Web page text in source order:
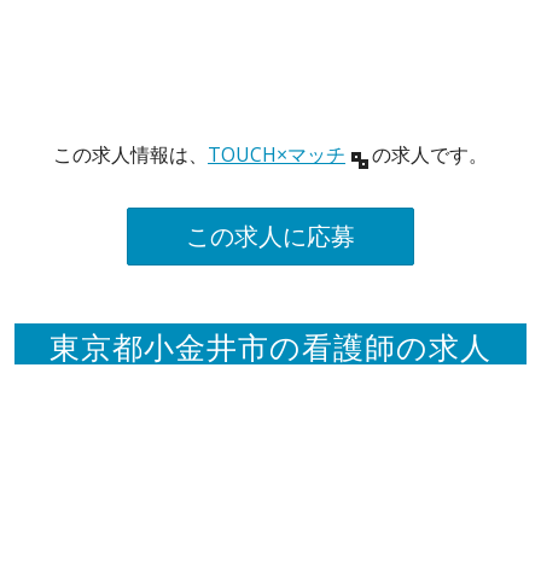
この求人情報は、 TOUCH×マッチ の求人です。
この求人に応募
東京都小金井市の看護師の求人